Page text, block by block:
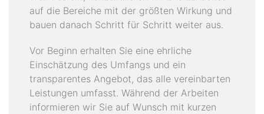
auf die Bereiche mit der größten Wirkung und
bauen danach Schritt für Schritt weiter aus.
Vor Beginn erhalten Sie eine ehrliche
Einschätzung des Umfangs und ein
transparentes Angebot, das alle vereinbarten
Leistungen umfasst. Während der Arbeiten
informieren wir Sie auf Wunsch mit kurzen